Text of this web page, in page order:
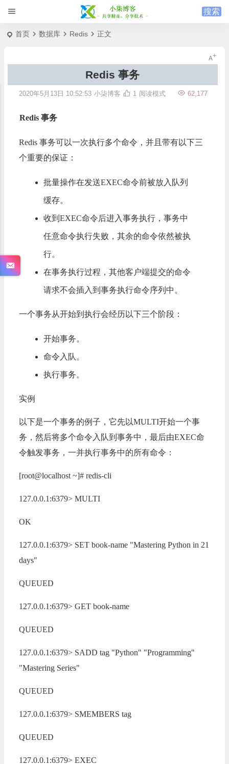
首页 数据库 Redis 正文
Redis 事务
2020年5月13日 10:52:53 小柒博客 62,177
1 阅读模式
Redis 事务
Redis 事务可以一次执行多个命令，并且带有以下三
个重要的保证：
批量操作在发送EXEC命令前被放入队列
缓存。
收到EXEC命令后进入事务执行，事务中
任意命令执行失败，其余的命令依然被执
行。
在事务执行过程，其他客户端提交的命令
请求不会插入到事务执行命令序列中。
一个事务从开始到执行会经历以下三个阶段：
开始事务。
命令入队。
执行事务。
实例
以下是一个事务的例子，它先以MULTI开始一个事
务，然后将多个命令入队到事务中，最后由EXEC命
令触发事务，一并执行事务中的所有命令：
[root@localhost ~]# redis-cli
127.0.0.1:6379> MULTI
OK
127.0.0.1:6379> SET book-name "Mastering Python in 21
days"
QUEUED
127.0.0.1:6379> GET book-name
QUEUED
127.0.0.1:6379> SADD tag "Python" "Programming"
"Mastering Series"
QUEUED
127.0.0.1:6379> SMEMBERS tag
QUEUED
127.0.0.1:6379> EXEC